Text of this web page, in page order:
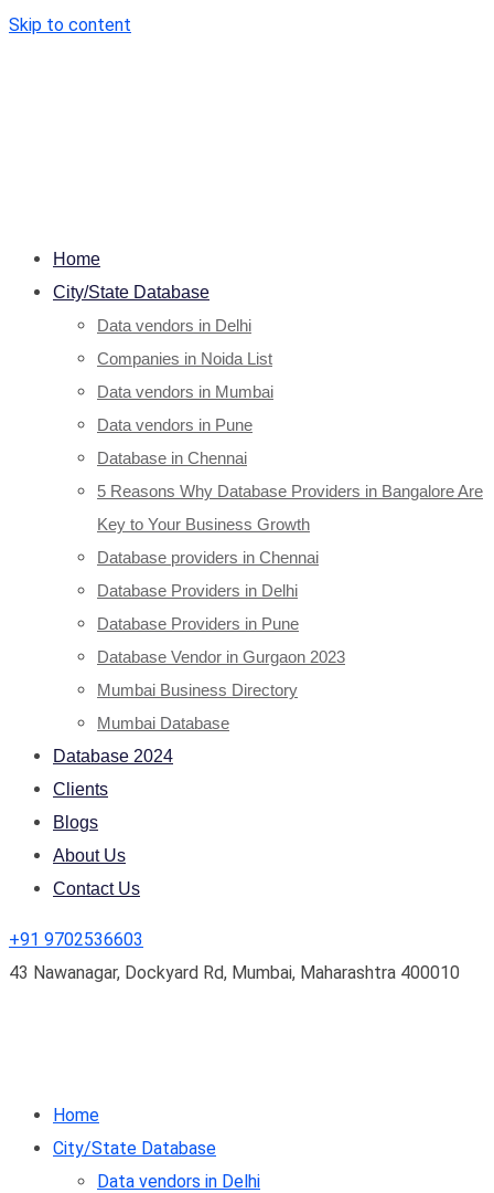
Skip to content
Home
City/State Database
Data vendors in Delhi
Companies in Noida List
Data vendors in Mumbai
Data vendors in Pune
Database in Chennai
5 Reasons Why Database Providers in Bangalore Are
Key to Your Business Growth
Database providers in Chennai
Database Providers in Delhi
Database Providers in Pune
Database Vendor in Gurgaon 2023
Mumbai Business Directory
Mumbai Database
Database 2024
Clients
Blogs
About Us
Contact Us
+91 9702536603
43 Nawanagar, Dockyard Rd, Mumbai, Maharashtra 400010
Home
City/State Database
Data vendors in Delhi